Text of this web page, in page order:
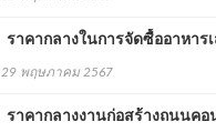
ราคากลางในการจัดซื้ออาหาร
29 พฤษภาคม 2567
ราคากลางงานก่อสร้างถนนคอ